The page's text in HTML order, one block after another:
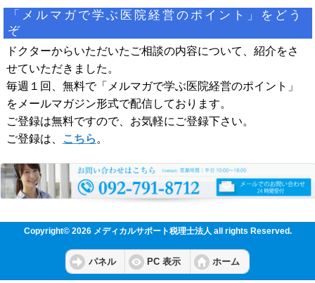
「メルマガで学ぶ医院経営のポイント」をどう
ぞ
ドクターからいただいたご相談の内容について、紹介をさ
せていただきました。
毎週１回、無料で「メルマガで学ぶ医院経営のポイント」
をメールマガジン形式で配信しております。
ご登録は無料ですので、お気軽にご登録下さい。
ご登録は、
こちら 。
Copyright© 2026 メディカルサポート税理士法人 all rights Reserved.
パネル PC 表示 ホーム